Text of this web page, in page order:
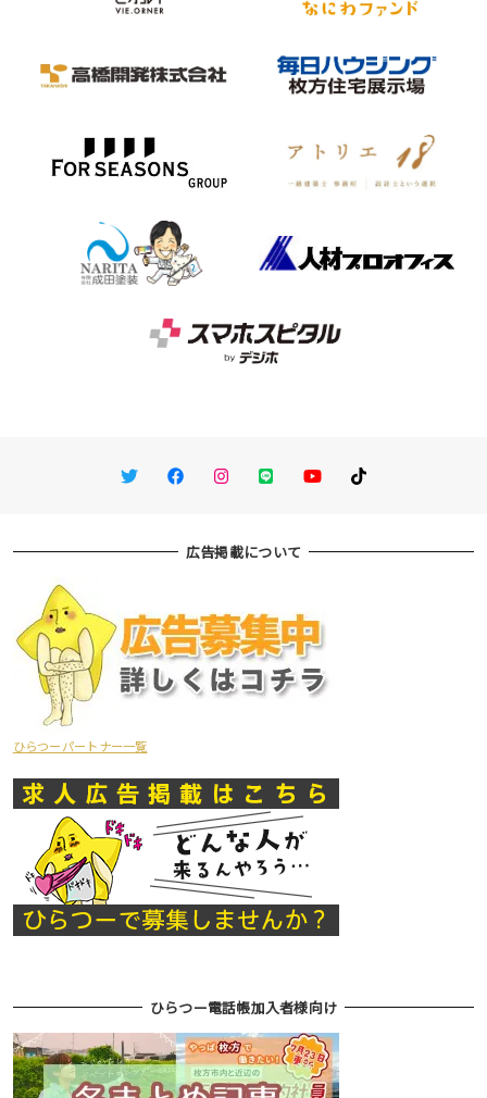
TwitterFacebookInstagram
LINE You TubeTikTok
広告掲載について
ひらつーパートナー一覧
ひらつー電話帳加入者様向け